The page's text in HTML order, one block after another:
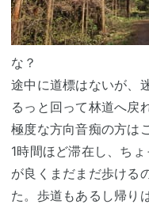
な？
途中に道標はないが、
るっと回って林道へ戻
極度な方向音痴の方は
1時間ほど滞在し、ち
が良くまだまだ歩ける
た。歩道もあるし帰り